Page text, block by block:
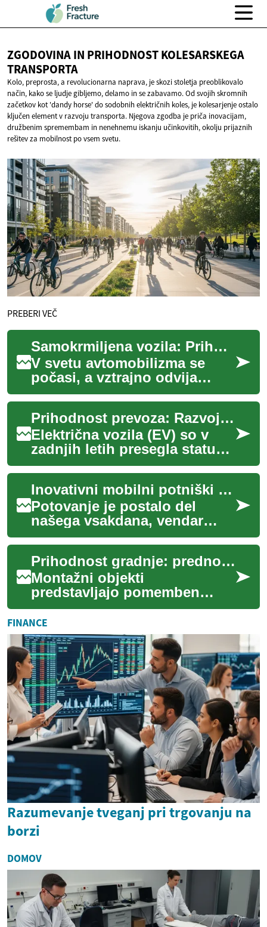
ZGODOVINA IN PRIHODNOSTKOLESARSKEGA
TRANSPORTA
Kolo, preprosta, a revolucionarna naprava, je skozi stoletja preoblikovalo
način, kako se ljudje gibljemo, delamo in se zabavamo. Od svojih skromnih
začetkov kot 'dandy horse' do sodobnih električnih koles, je kolesarjenje ostalo
ključen element v razvoju transporta. Njegova zgodba je priča inovacijam,
družbenim spremembam in nenehnemu iskanju učinkovitih, okolju prijaznih
rešitev za mobilnost po vsem svetu.
PREBERI VEČ
Samokrmiljena vozila: Prihodnost avtomobilske industrije
V svetu avtomobilizma se
počasi, a vztrajno odvija
revolucija. Samokrmiljena
vozila, nekoč le plod
domišljije znanstv...
Prihodnost prevoza: Razvoj in pomen električnih vozil
Električna vozila (EV) so v
zadnjih letih presegla status
nišnega izdelka in postala
pomemben del globalne
avtomobils...
Inovativni mobilni potniški terminali: Prihodnost potovanj
Potovanje je postalo del
našega vsakdana, vendar
tradicionalni potniški
terminali pogosto ne sledijo
hitremu tempu so...
Prihodnost gradnje: prednosti montažnih objektov
Montažni objekti
predstavljajo pomemben
napredek v gradbeništvu, saj
ponujajo inovativno
alternativo tradicionalnim m...
FINANCE
Razumevanje tveganj pri trgovanju na
borzi
DOMOV